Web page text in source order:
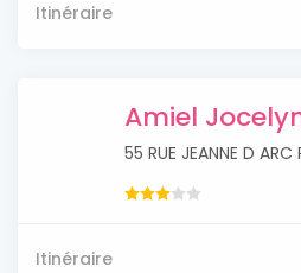
Itinéraire
Amiel
55 RUE JEANNE D
Itinéraire